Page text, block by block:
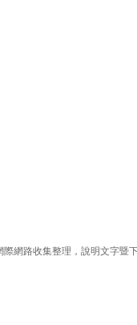
路收集整理，說明文字暨